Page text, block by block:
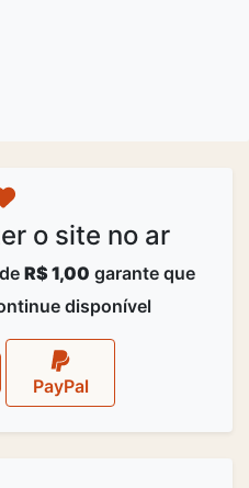
o site no ar
R$ 1,00 garante que
disponível
PayPal